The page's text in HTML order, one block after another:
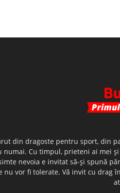
din dragoste pentru sport, din
numai. Cu timpul, prieteni ai mei
nevoia e invitat să-şi spună
nu vor fi tolerate. Vă invit cu drag